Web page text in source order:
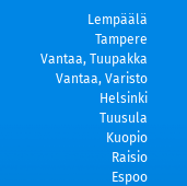
Lempäälä
Tampere
Vantaa, Tuupakka
Vantaa, Varisto
Helsinki
Tuusula
Kuopio
Raisio
Espoo